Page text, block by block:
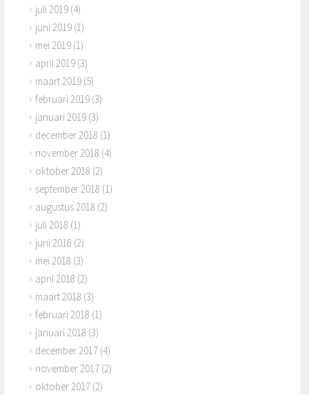
juli 2019 (4)
juni 2019 (1)
mei 2019 (1)
april 2019 (3)
maart 2019 (5)
februari 2019 (3)
januari 2019 (3)
december 2018 (1)
november 2018 (4)
oktober 2018 (2)
september 2018 (1)
augustus 2018 (2)
juli 2018 (1)
juni 2018 (2)
mei 2018 (3)
april 2018 (2)
maart 2018 (3)
februari 2018 (1)
januari 2018 (3)
december 2017 (4)
november 2017 (2)
oktober 2017 (2)